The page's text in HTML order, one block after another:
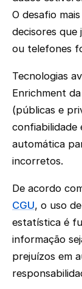
O desafio
decisores que
ou telefones
Tecnologias
Enrichment
(públicas e
confiabilidade
automática
incorretos.
De acordo
CGU, o uso
estatística é
informação
prejuízos em